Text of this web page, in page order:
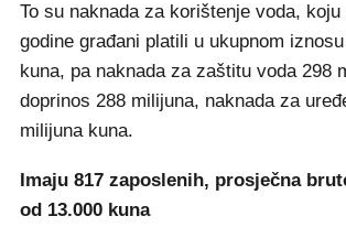
To su naknada za korištenje voda,
godine građani platili u ukupnom
kuna, pa naknada za zaštitu voda 298
doprinos 288 milijuna, naknada za
milijuna kuna.
Imaju 817 zaposlenih, prosječna
od 13.000 kuna